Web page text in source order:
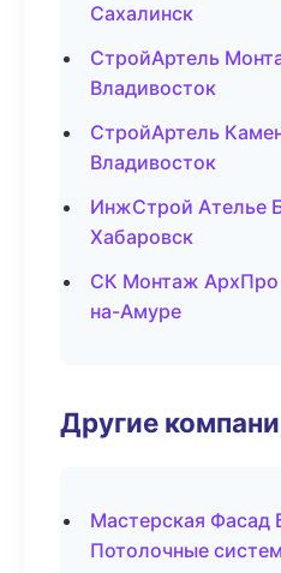
Сахалинск
СтройАртель
Владивосток
СтройАртель
Владивосток
ИнжСтрой Ателье
Хабаровск
СК Монтаж
на-Амуре
Другие
Мастерская Фасад
Потолочные